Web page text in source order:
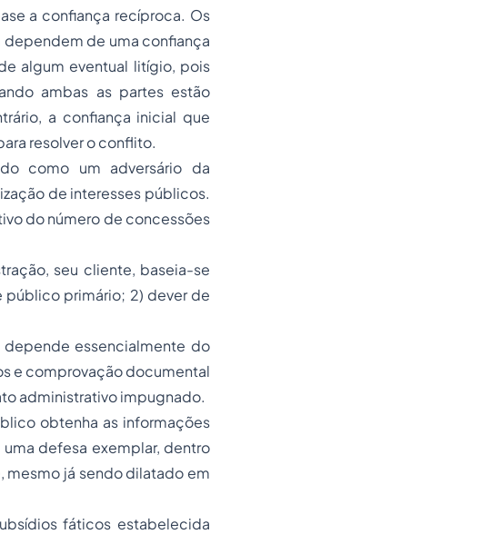
a confiança recíproca. Os
de uma confiança
algum eventual litígio, pois
ambas as partes estão
a confiança inicial que
resolver o conflito.
como um adversário da
de interesses públicos.
do número de concessões
seu cliente, baseia-se
público primário; 2) dever de
essencialmente do
e comprovação documental
administrativo impugnado.
obtenha as informações
defesa exemplar, dentro
mesmo já sendo dilatado em
fáticos estabelecida